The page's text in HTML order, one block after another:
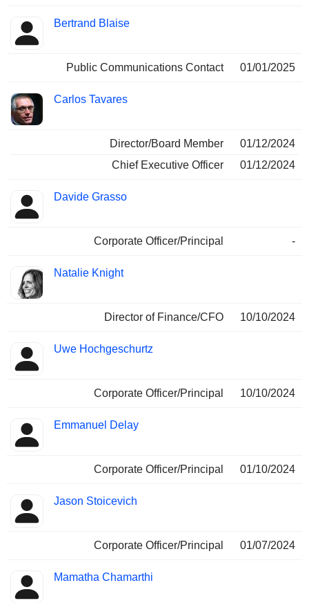
Bertrand Blaise
Public Communications Contact 01/01/2025
Carlos Tavares
Director/Board Member
01/12/2024
Chief Executive Officer
01/12/2024
Davide Grasso
Corporate Officer/Principal -
Natalie Knight
Director of Finance/CFO 10/10/2024
Uwe Hochgeschurtz
Corporate Officer/Principal 10/10/2024
Emmanuel Delay
Corporate Officer/Principal 01/10/2024
Jason Stoicevich
Corporate Officer/Principal 01/07/2024
Mamatha Chamarthi